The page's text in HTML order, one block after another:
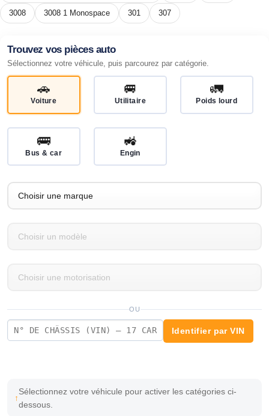
3008 3008 1 Monospace 301 307
Trouvez vos pièces auto
Sélectionnez votre véhicule, puis parcourez par catégorie.
🚗
Voiture
🚐
Utilitaire
🚛
Poids lourd
🚌
Bus & car
🚜
Engin
OU
Identifier par VIN
Sélectionnez votre véhicule pour activer les catégories ci-
dessous.